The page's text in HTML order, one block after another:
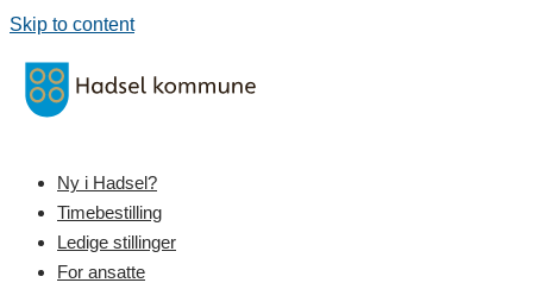
Skip to content
Ny i Hadsel?
Timebestilling
Ledige stillinger
For ansatte